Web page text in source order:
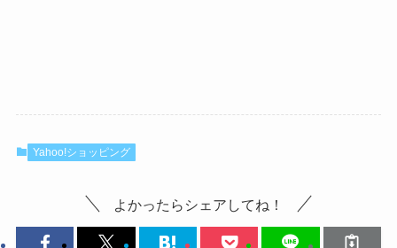
Yahoo!ショッピング
よかったらシェアしてね！